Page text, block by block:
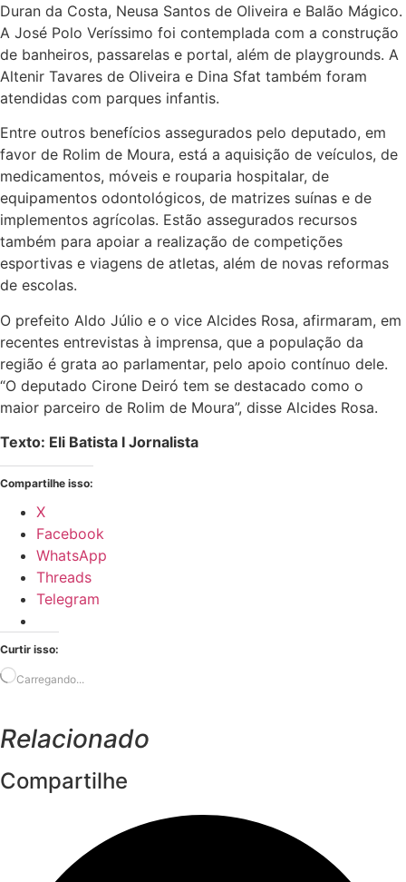
Duran da Costa, Neusa Santos de Oliveira e Balão Mágico.
A José Polo Veríssimo foi contemplada com a construção
de banheiros, passarelas e portal, além de playgrounds. A
Altenir Tavares de Oliveira e Dina Sfat também foram
atendidas com parques infantis.
Entre outros benefícios assegurados pelo deputado, em
favor de Rolim de Moura, está a aquisição de veículos, de
medicamentos, móveis e rouparia hospitalar, de
equipamentos odontológicos, de matrizes suínas e de
implementos agrícolas. Estão assegurados recursos
também para apoiar a realização de competições
esportivas e viagens de atletas, além de novas reformas
de escolas.
O prefeito Aldo Júlio e o vice Alcides Rosa, afirmaram, em
recentes entrevistas à imprensa, que a população da
região é grata ao parlamentar, pelo apoio contínuo dele.
“O deputado Cirone Deiró tem se destacado como o
maior parceiro de Rolim de Moura”, disse Alcides Rosa.
Texto: Eli Batista I Jornalista
Compartilhe isso:
X
Facebook
WhatsApp
Threads
Telegram
Curtir isso:
Carregando...
Relacionado
Compartilhe